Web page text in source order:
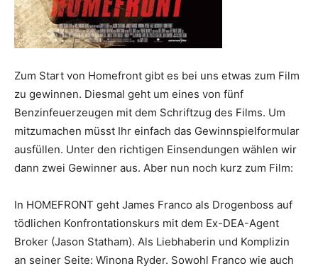
Zum Start von Homefront gibt es bei uns etwas zum Film
zu gewinnen. Diesmal geht um eines von fünf
Benzinfeuerzeugen mit dem Schriftzug des Films. Um
mitzumachen müsst Ihr einfach das Gewinnspielformular
ausfüllen. Unter den richtigen Einsendungen wählen wir
dann zwei Gewinner aus. Aber nun noch kurz zum Film:
In HOMEFRONT geht James Franco als Drogenboss auf
tödlichen Konfrontationskurs mit dem Ex-DEA-Agent
Broker (Jason Statham). Als Liebhaberin und Komplizin
an seiner Seite: Winona Ryder. Sowohl Franco wie auch